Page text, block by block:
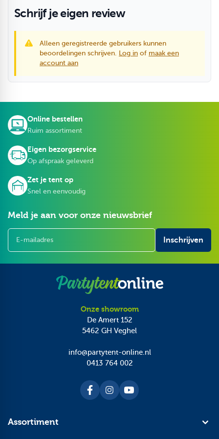
Schrijf je eigen review
Alleen geregistreerde gebruikers kunnen
beoordelingen schrijven. Log in of maak een
account aan
Online bestellen
Ruim assortiment
Eigen bezorgservice
Op afspraak geleverd
Zet je tent op
Snel en eenvoudig
Meld je aan voor onze nieuwsbrief
E-mailadres
Inschrijven
Onze showroom
De Amert 152
5462 GH Veghel
info@partytent-online.nl
0413 764 002
Assortiment